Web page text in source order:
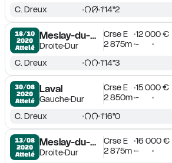
C. Dreux 1'14''2
18/10
2020
Attelé
Meslay-du-Maine
DroiteDur
Crse E
12 000 €
2 875m -
C. Dreux 1'14''3
30/08
2020
Attelé
Laval
GaucheDur
Crse E
15 000 €
2 850m -
C. Dreux 1'16''0
13/08
2020
Attelé
Meslay-du-Maine
DroiteDur
Crse E
16 000 €
2 875m -